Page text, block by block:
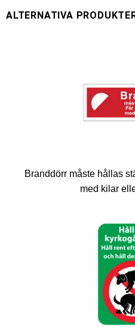
Branddörr måste hållas
med kilar